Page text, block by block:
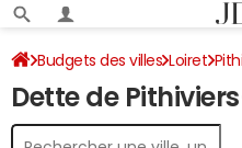
Budgets des villes Loiret
Dette au 31/12/2024
Dette de